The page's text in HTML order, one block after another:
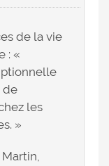
de la vie
: «
de
les
»